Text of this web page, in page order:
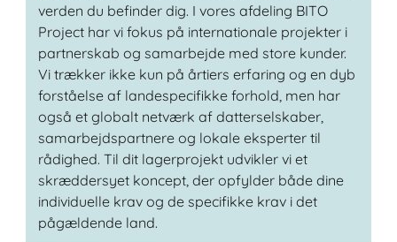
verden du befinder dig. I vores afdeling BITO
Project har vi fokus på internationale projekter i
partnerskab og samarbejde med store kunder.
Vi trækker ikke kun på årtiers erfaring og en dyb
forståelse af landespecifikke forhold, men har
også et globalt netværk af datterselskaber,
samarbejdspartnere og lokale eksperter til
rådighed. Til dit lagerprojekt udvikler vi et
skræddersyet koncept, der opfylder både dine
individuelle krav og de specifikke krav i det
pågældende land.